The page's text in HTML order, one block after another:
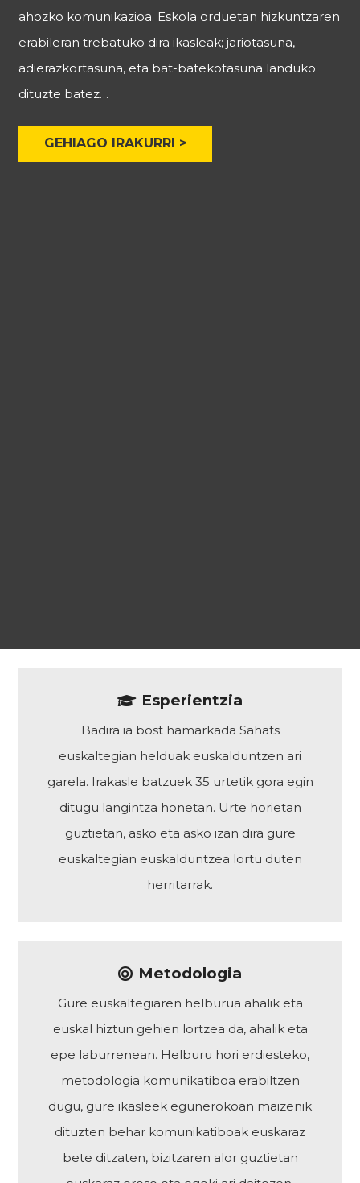
ahozko komunikazioa. Eskola orduetan hizkuntzaren
erabileran trebatuko dira ikasleak; jariotasuna,
adierazkortasuna, eta bat-batekotasuna landuko
dituzte batez…
GEHIAGO IRAKURRI >
Esperientzia
Badira ia bost hamarkada Sahats
euskaltegian helduak euskalduntzen ari
garela. Irakasle batzuek 35 urtetik gora egin
ditugu langintza honetan. Urte horietan
guztietan, asko eta asko izan dira gure
euskaltegian euskalduntzea lortu duten
herritarrak.
Metodologia
Gure euskaltegiaren helburua ahalik eta
euskal hiztun gehien lortzea da, ahalik eta
epe laburrenean. Helburu hori erdiesteko,
metodologia komunikatiboa erabiltzen
dugu, gure ikasleek egunerokoan maizenik
dituzten behar komunikatiboak euskaraz
bete ditzaten, bizitzaren alor guztietan